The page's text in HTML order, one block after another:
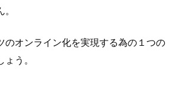
のオンライン化を実現する為の１つの
う。